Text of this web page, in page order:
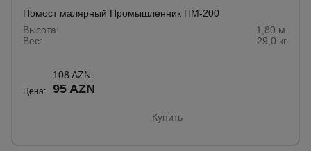
Помост малярный Промышленник ПМ-200
Высота:
1,80 м.
Вес:
29,0 кг.
Цена:
108 AZN
95 AZN
Купить
склада